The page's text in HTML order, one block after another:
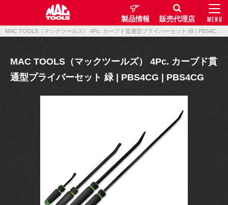
MENU
製品情報 販売代理店
MAC TOOLS（マックツールズ） 4Pc. カーブド貫
通型プライバーセット 緑 | PBS4CG | PBS4CG